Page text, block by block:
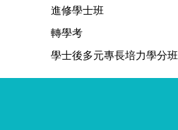
進修學士班
轉學考
學士後多元專長培力學分班